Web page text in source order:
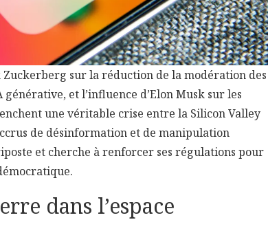
Zuckerberg sur la réduction de la modération des
et l’influence d’Elon Musk sur les
une véritable crise entre la Silicon Valley
de désinformation et de manipulation
et cherche à renforcer ses régulations pour
dans l’espace